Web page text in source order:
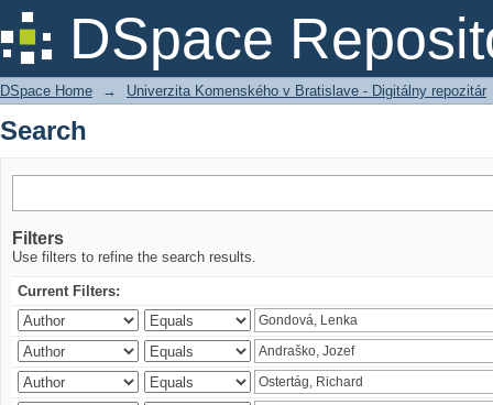
DSpace
Search
DSpace Home → Univerzita Komenského v Bratislave - Digitálny repozitár
Search
Filters
Use filters to refine the search results.
Current Filters: